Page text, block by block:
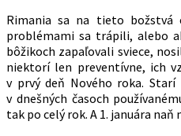
Rimania sa na tieto
problémami sa trápili, alebo
bôžikoch zapaľovali sviece,
niektorí len preventívne, ich
v prvý deň Nového roka.
v dnešných časoch
tak po celý rok. A 1. januára